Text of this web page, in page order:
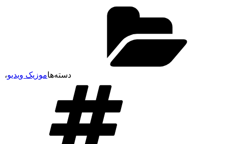
دسته‌هاموزیک ویدیو،